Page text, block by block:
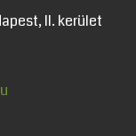
II. kerület